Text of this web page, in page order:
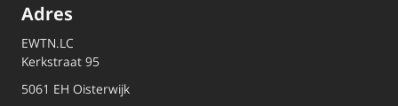
Adres
EWTN.LC
Kerkstraat 95
5061 EH Oisterwijk